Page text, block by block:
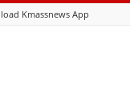
Kmassnews App